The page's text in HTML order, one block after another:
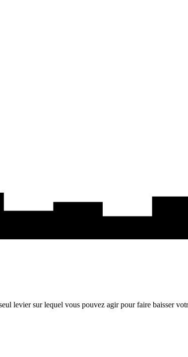
levier sur lequel vous pouvez agir pour faire baisser